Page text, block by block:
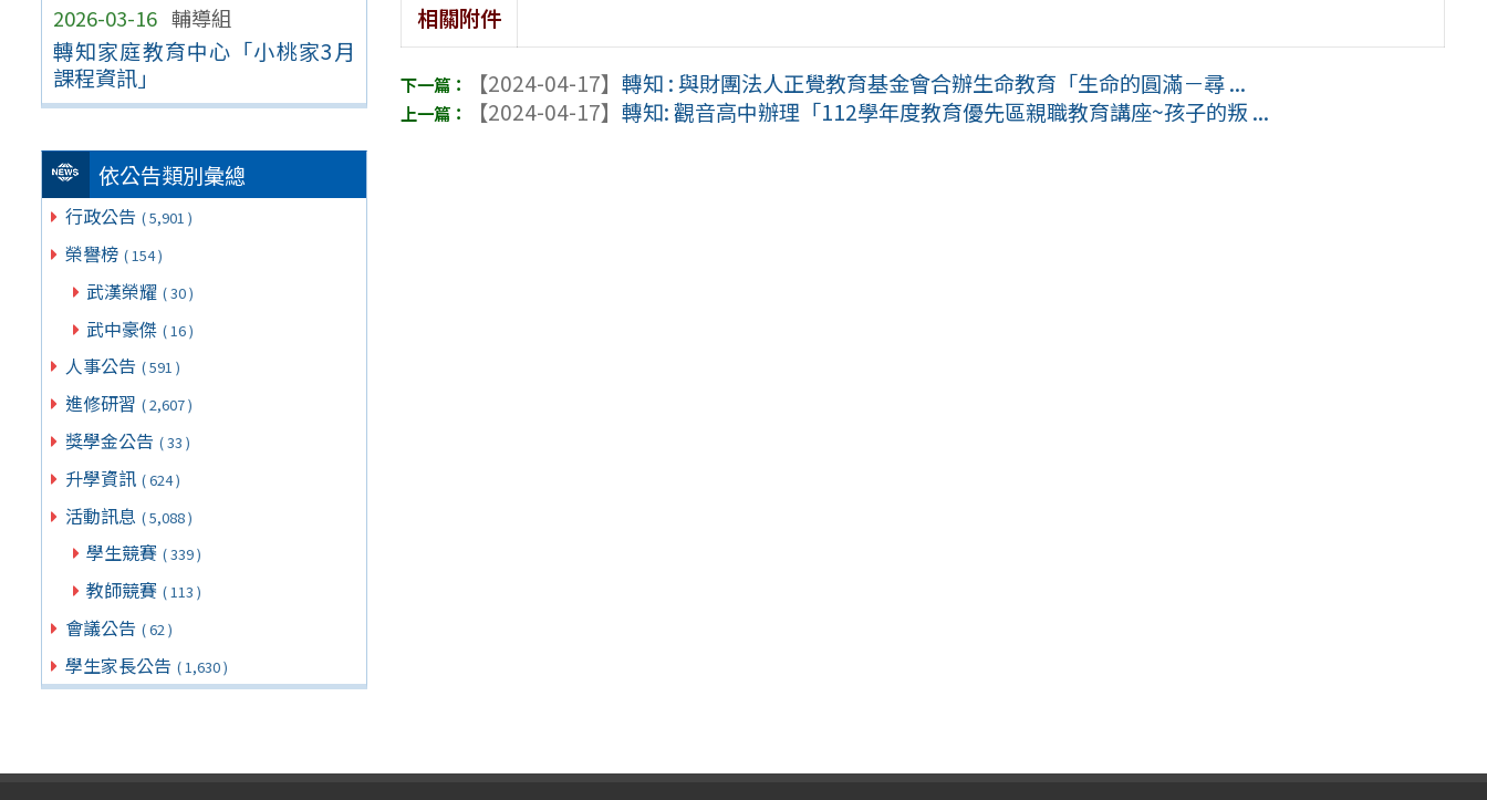
2026-03-16 輔導組
轉知家庭教育中心「小桃家3月
課程資訊」
依公告類別彙總
行政公告 ( 5,901 )
榮譽榜 ( 154 )
武漢榮耀 ( 30 )
武中豪傑 ( 16 )
人事公告 ( 591 )
進修研習 ( 2,607 )
獎學金公告 ( 33 )
升學資訊 ( 624 )
活動訊息 ( 5,088 )
學生競賽 ( 339 )
教師競賽 ( 113 )
會議公告 ( 62 )
學生家長公告 ( 1,630 )
相關附件
【2024-04-17】轉知 : 與財團法人正覺教育基金會合辦生命教育「生命的圓滿－尋 ...
【2024-04-17】轉知: 觀音高中辦理「112學年度教育優先區親職教育講座~孩子的叛 ...